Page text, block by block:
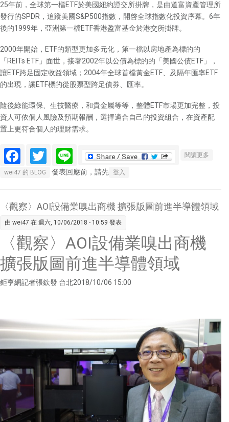
25年前，全球第一檔ETF於美國紐約證交所掛牌，是由道富資產管理所
發行的SPDR，追蹤美國S&P500指數，開啓全球指數化投資序幕。6年
後的1999年，亞洲第一檔ETF香港盈富基金於港交所掛牌。
2000年開始，ETF的類型更加多元化，第一檔以房地產為標的的
「REITs ETF」面世，接著2002年以公債為標的的「美國公債ETF」，
讓ETF跨足固定收益領域；2004年全球首檔黃金ETF、及隔年匯率ETF
的出現，讓ETF標的從股票型跨足債券、匯率。
隨後綠能環保、生技醫療，和貴金屬等等，整體ETF市場更加完整，投
資人可依個人風險及預期報酬，選擇適合自己的投資組合，在資產配
置上更符合個人的理財需求。
Facebook
Twitter
Line 閱讀更多
搞懂六
wei47 的 BLOG 發表回應前，請先 登入
〈觀察〉AOI設備業嗅出商機 擴張版圖前進半導體領域
由 wei47 在 週六, 10/06/2018 - 10:59 發表
〈觀察〉AOI設備業嗅出商機
擴張版圖前進半導體領域
鉅亨網記者張欽發 台北2018/10/06 15:00